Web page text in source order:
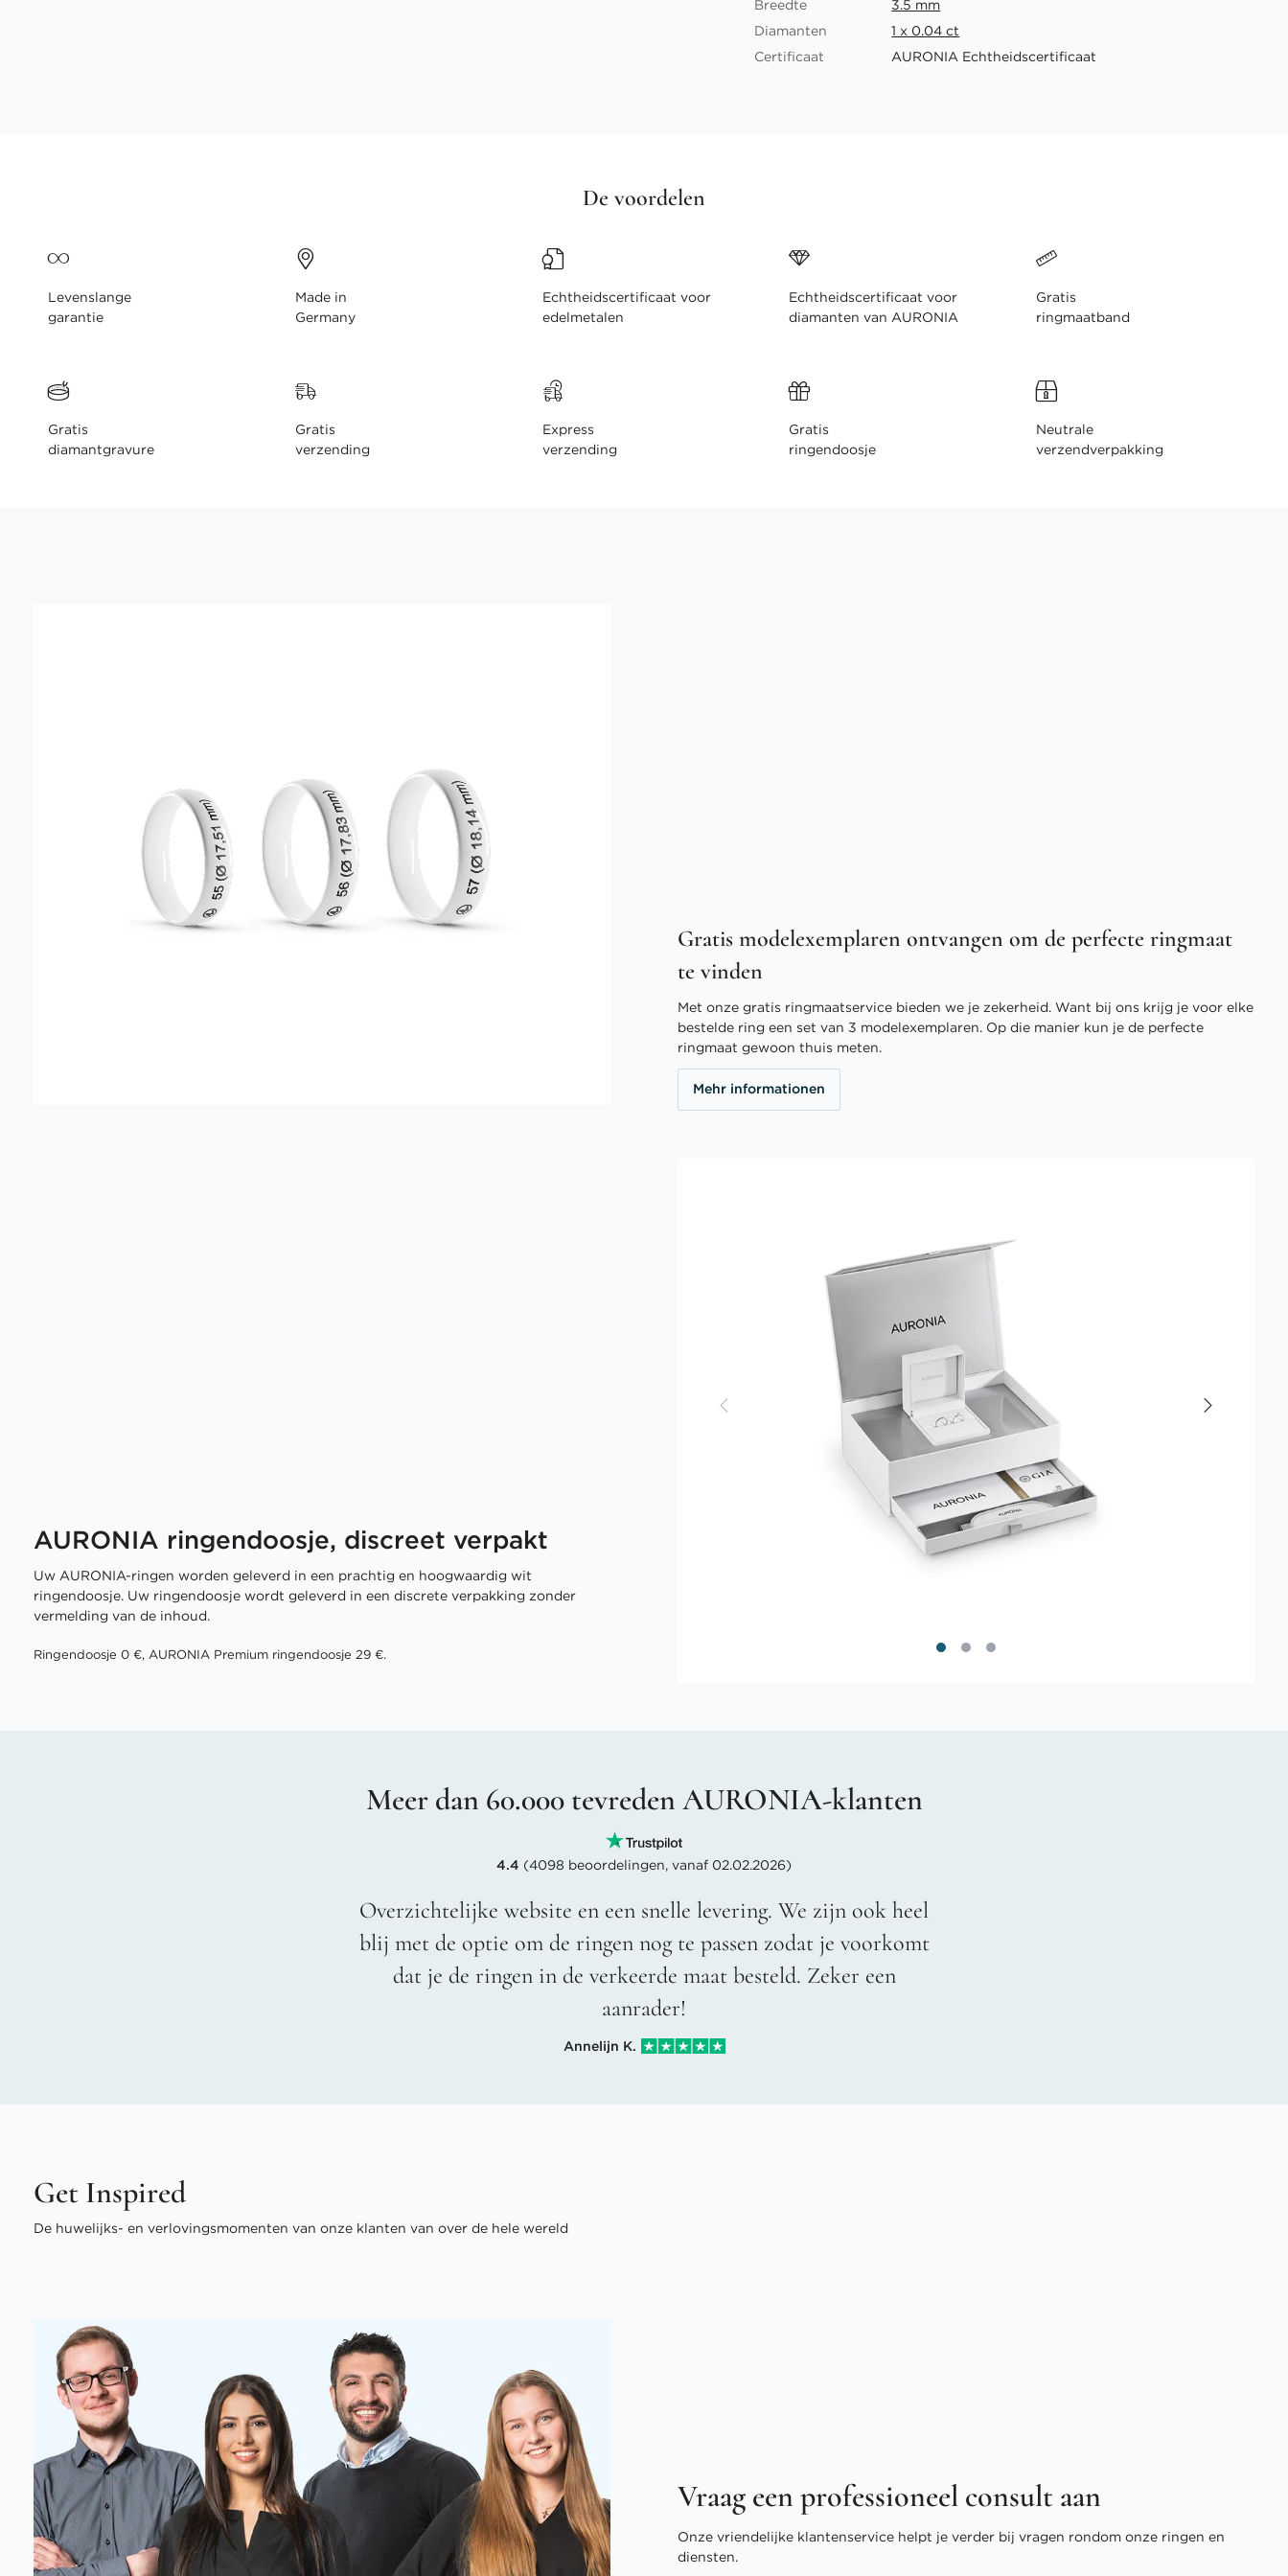
Breedte
3.5 mm
Diamanten
1 x 0.04 ct
Certificaat
AURONIA Echtheidscertificaat
De voordelen
Levenslange
garantie
Made in
Germany
Echtheidscertificaat voor
edelmetalen
Echtheidscertificaat voor
diamanten van AURONIA
Gratis
ringmaatband
Gratis
diamantgravure
Gratis
verzending
Express
verzending
Gratis
ringendoosje
Neutrale
verzendverpakking
Gratis modelexemplaren ontvangen om de perfecte ringmaat
te vinden
Met onze gratis ringmaatservice bieden we je zekerheid. Want bij ons krijg je voor elke
bestelde ring een set van 3 modelexemplaren. Op die manier kun je de perfecte
ringmaat gewoon thuis meten.
Mehr informationen
AURONIA ringendoosje, discreet verpakt
Uw AURONIA-ringen worden geleverd in een prachtig en hoogwaardig wit
ringendoosje. Uw ringendoosje wordt geleverd in een discrete verpakking zonder
vermelding van de inhoud.
Ringendoosje 0 €, AURONIA Premium ringendoosje 29 €.
Meer dan 60.000 tevreden AURONIA-klanten
4.4 (4098 beoordelingen, vanaf 02.02.2026)
Overzichtelijke website en een snelle levering. We zijn ook heel
blij met de optie om de ringen nog te passen zodat je voorkomt
dat je de ringen in de verkeerde maat besteld. Zeker een
aanrader!
Annelijn K.
Get Inspired
De huwelijks- en verlovingsmomenten van onze klanten van over de hele wereld
Vraag een professioneel consult aan
Onze vriendelijke klantenservice helpt je verder bij vragen rondom onze ringen en
diensten.